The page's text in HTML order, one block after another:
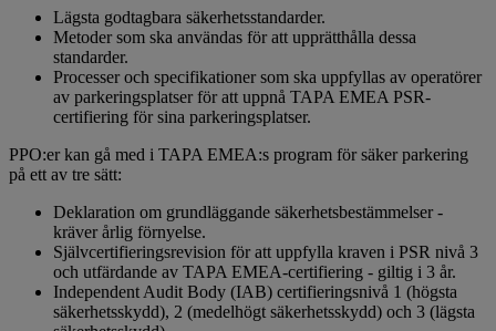
Lägsta godtagbara säkerhetsstandarder.
Metoder som ska användas för att upprätthålla dessa
standarder.
Processer och specifikationer som ska uppfyllas av operatörer
av parkeringsplatser för att uppnå TAPA EMEA PSR-
certifiering för sina parkeringsplatser.
PPO:er kan gå med i TAPA EMEA:s program för säker parkering
på ett av tre sätt:
Deklaration om grundläggande säkerhetsbestämmelser -
kräver årlig förnyelse.
Självcertifieringsrevision för att uppfylla kraven i PSR nivå 3
och utfärdande av TAPA EMEA-certifiering - giltig i 3 år.
Independent Audit Body (IAB) certifieringsnivå 1 (högsta
säkerhetsskydd), 2 (medelhögt säkerhetsskydd) och 3 (lägsta